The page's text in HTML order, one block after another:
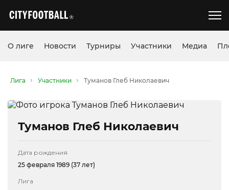
О лиге Новости Турниры Участники Медиа
Лига Участники Туманов Глеб Николаевич
Туманов Глеб Николаевич
Дата рождения
25 февраля 1989 (37 лет)
Лига